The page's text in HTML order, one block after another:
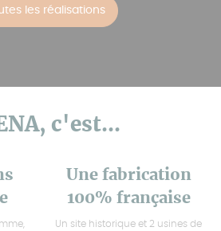
les réalisations
c'est...
Une fabrication
100% française
Un site historique et 2 usines de